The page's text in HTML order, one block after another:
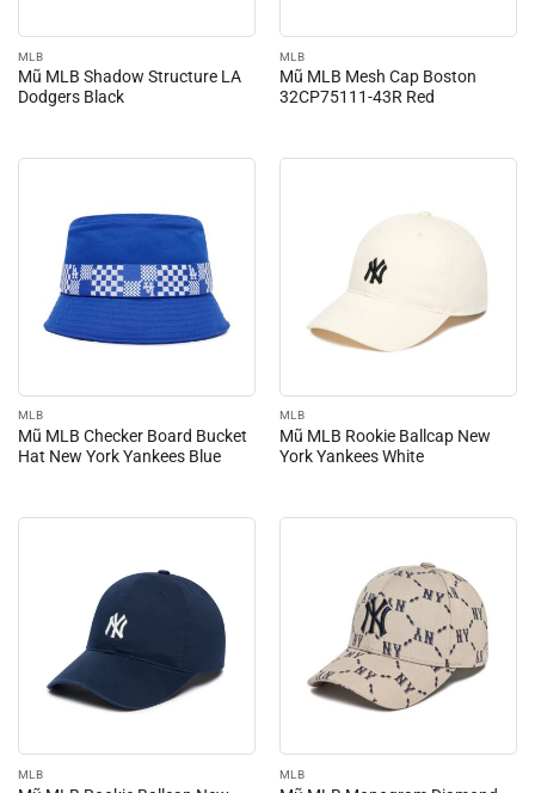
MLB
Mũ MLB Shadow Structure LA
Dodgers Black
MLB
Mũ MLB Mesh Cap Boston
32CP75111-43R Red
MLB
Mũ MLB Checker Board Bucket
Hat New York Yankees Blue
MLB
Mũ MLB Rookie Ballcap New
York Yankees White
MLB MLB